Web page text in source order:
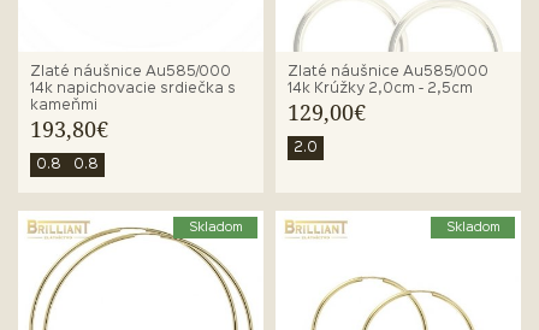
Zlaté náušnice Au585/000
14k napichovacie srdiečka s
kameňmi
193,80€
0.8 0.8
Zlaté náušnice Au585/000
14k Krúžky 2,0cm - 2,5cm
129,00€
2.0
Skladom Skladom